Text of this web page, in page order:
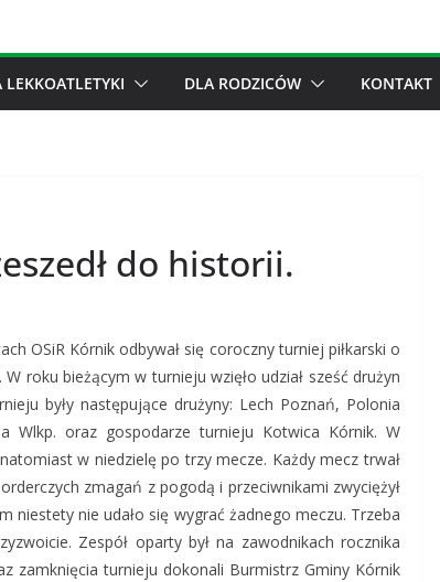
LEKKOATLETYKI DLA RODZICÓW KONTAKT
do historii.
OSiR Kórnik odbywał się coroczny turniej piłkarski o
roku bieżącym w turnieju wzięło udział sześć drużyn
były następujące drużyny: Lech Poznań, Polonia
Wlkp. oraz gospodarze turnieju Kotwica Kórnik. W
w niedzielę po trzy mecze. Każdy mecz trwał
zmagań z pogodą i przeciwnikami zwyciężył
niestety nie udało się wygrać żadnego meczu. Trzeba
Zespół oparty był na zawodnikach rocznika
zamknięcia turnieju dokonali Burmistrz Gminy Kórnik